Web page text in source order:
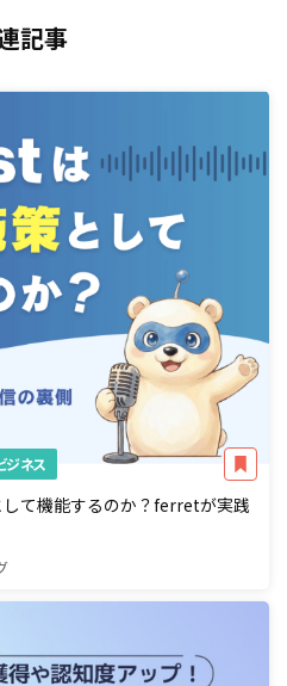
記事
ジネス
して機能するのか？ferretが実践